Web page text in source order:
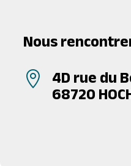
Nous
 4D rue du
68720